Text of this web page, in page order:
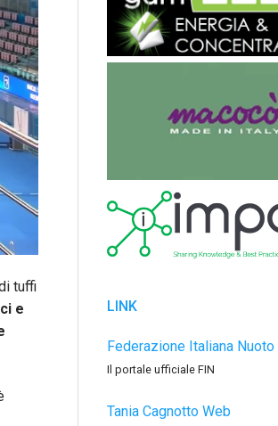
tuffi
e
LINK
Federazione Italiana Nuoto
Il portale ufficiale FIN
Tania Cagnotto Web